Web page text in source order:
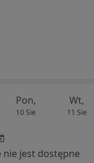
Pon,
10 Sie
Wt,
11 Sie
jest dostępne